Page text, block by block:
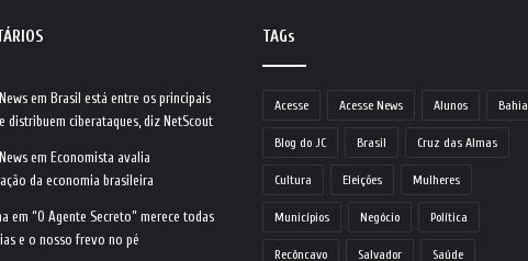
em Brasil está entre os principais
distribuem ciberataques, diz NetScout
em Economista avalia
da economia brasileira
em“O Agente Secreto” merece todas
e o nosso frevo no pé
TAGs
Acesse Acesse News Alunos Bahia
Blog do JC Brasil Cruz das Almas
Cultura Eleições Mulheres
Municípios Negócio Política
Recôncavo Salvador Saúde